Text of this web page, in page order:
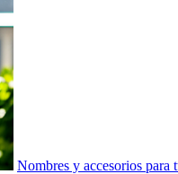
Nombres y accesorios para